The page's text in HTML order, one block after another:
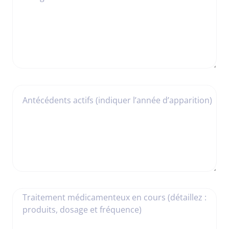
Antécédents actifs (indiquer l’année d’apparition)
Traitement médicamenteux en cours (détaillez :
produits, dosage et fréquence)